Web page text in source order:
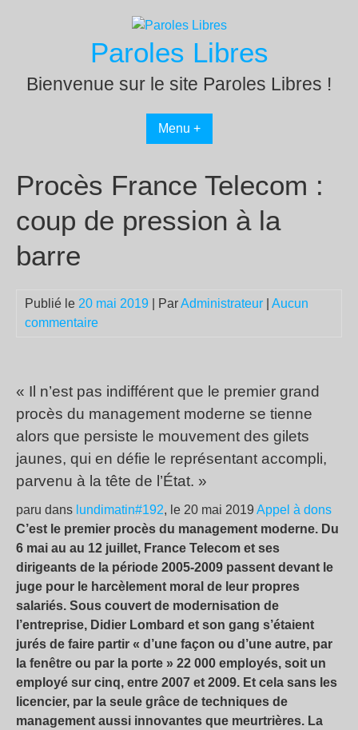
Paroles Libres
Bienvenue sur le site Paroles Libres !
Menu +
Procès France Telecom :
coup de pression à la
barre
Publié le 20 mai 2019 | ParAdministrateur
Aucun
commentaire
« Il n’est pas indifférent que le premier grand
procès du management moderne se tienne
alors que persiste le mouvement des gilets
jaunes, qui en défie le représentant accompli,
parvenu à la tête de l’État. »
paru dans lundimatin#192, le 20 mai 2019 Appel à dons
C’est le premier procès du management moderne. Du
6 mai au au 12 juillet, France Telecom et ses
dirigeants de la période 2005-2009 passent devant le
juge pour le harcèlement moral de leur propres
salariés. Sous couvert de modernisation de
l’entreprise, Didier Lombard et son gang s’étaient
jurés de faire partir « d’une façon ou d’une autre, par
la fenêtre ou par la porte » 22 000 employés, soit un
employé sur cinq, entre 2007 et 2009. Et cela sans les
licencier, par la seule grâce de techniques de
management aussi innovantes que meurtrières. La